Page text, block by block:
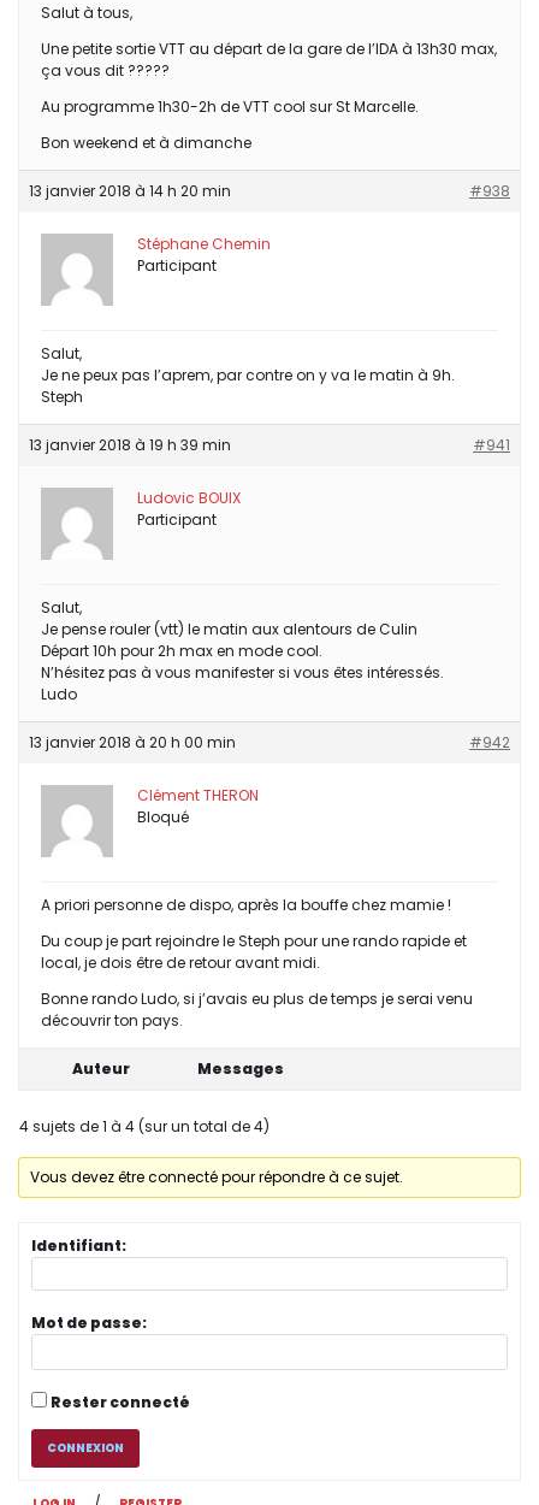
Salut à tous,
Une petite sortie VTT au départ de la gare de l’IDA à 13h30 max,
ça vous dit ?????
Au programme 1h30-2h de VTT cool sur St Marcelle.
Bon weekend et à dimanche
13 janvier 2018 à 14 h 20 min #938
Stéphane Chemin
Participant
Salut,
Je ne peux pas l’aprem, par contre on y va le matin à 9h.
Steph
13 janvier 2018 à 19 h 39 min #941
Ludovic BOUIX
Participant
Salut,
Je pense rouler (vtt) le matin aux alentours de Culin
Départ 10h pour 2h max en mode cool.
N’hésitez pas à vous manifester si vous êtes intéressés.
Ludo
13 janvier 2018 à 20 h 00 min #942
Clément THERON
Bloqué
A priori personne de dispo, après la bouffe chez mamie !
Du coup je part rejoindre le Steph pour une rando rapide et
local, je dois être de retour avant midi.
Bonne rando Ludo, si j’avais eu plus de temps je serai venu
découvrir ton pays.
Auteur Messages
4 sujets de 1 à 4 (sur un total de 4)
Vous devez être connecté pour répondre à ce sujet.
Identifiant:
Mot de passe:
Rester connecté
CONNEXION